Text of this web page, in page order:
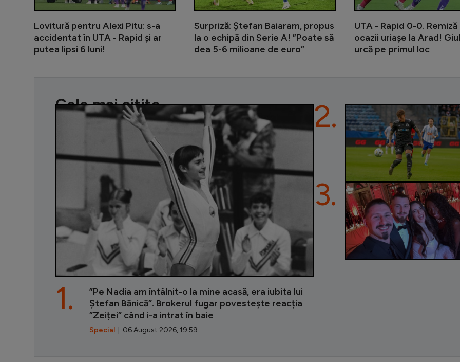
Lovitură pentru Alexi Pitu: s-a
accidentat în UTA - Rapid și ar
putea lipsi 6 luni!
Surpriză: Ștefan Baiaram, propus
la o echipă din Serie A! ”Poate să
dea 5-6 milioane de euro”
UTA - Rapid 0-0. Remiză
ocazii uriașe la Arad!
urcă pe primul loc
Cele mai citite
”Pe Nadia am întâlnit-o la mine acasă, era iubita lui
Ștefan Bănică”. Brokerul fugar povestește reacția
”Zeiței” când i-a intrat în baie
Special | 06 August 2026, 19:59
1.
2.
3.